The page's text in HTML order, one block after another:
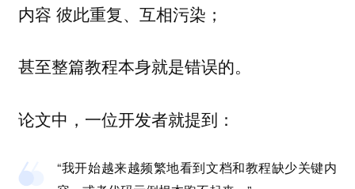
内容 彼此重复、互相污染；
甚至整篇教程本身就是错误的。
论文中，一位开发者就提到：
“我开始越来越频繁地看到文档和教程缺少关键内